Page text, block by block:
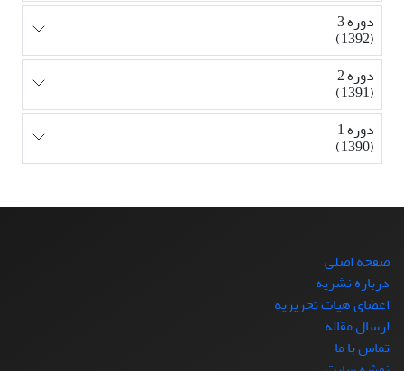
دوره 3
(1392)
دوره 2
(1391)
دوره 1
(1390)
صفحه اصلی
درباره نشریه
اعضای هیات تحریریه
ارسال مقاله
تماس با ما